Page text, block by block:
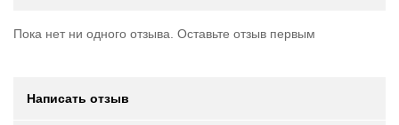
Пока нет ни одного отзыва. Оставьте отзыв первым
Написать отзыв